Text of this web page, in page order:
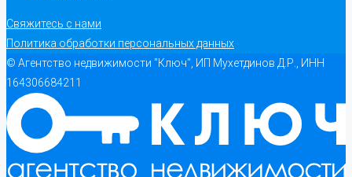
Свяжитесь с нами
Политика обработки персональных данных
© Агентство недвижимости "Ключ", ИП Мухетдинов Д.Р., ИНН
164306684211